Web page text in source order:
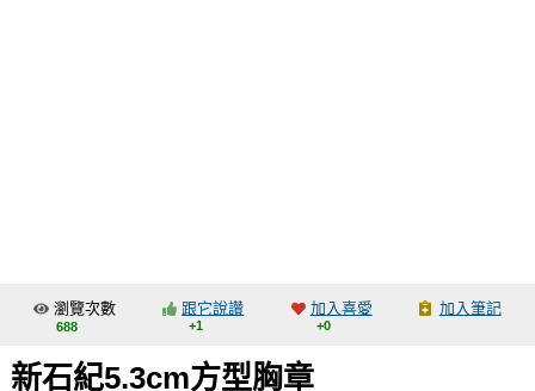
交流中心
瀏覽次數
688
跟它說讚
+1
加入喜愛
+0
加入筆記
新石紀5.3cm方型胸章